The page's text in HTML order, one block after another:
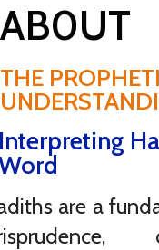
AB0UT
THE
are a